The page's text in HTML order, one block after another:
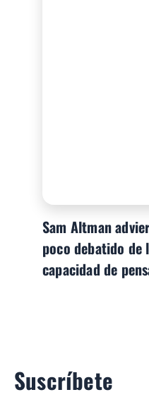
Sam Altman
poco debatido
capacidad de
Suscríbete